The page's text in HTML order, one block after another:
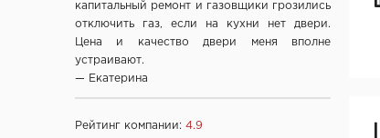
company "Fuaro", Италия
"Dariano", г. Ульяновск
"DOORWOOD", Республика Марий Эл
Ltd "AGB", Италия
капитальный ремонт и газовщики грозились
отключить газ, если на кухни нет двери.
Цена и качество двери меня вполне
устраивают.
— Екатерина
Рейтинг компании: 4.9